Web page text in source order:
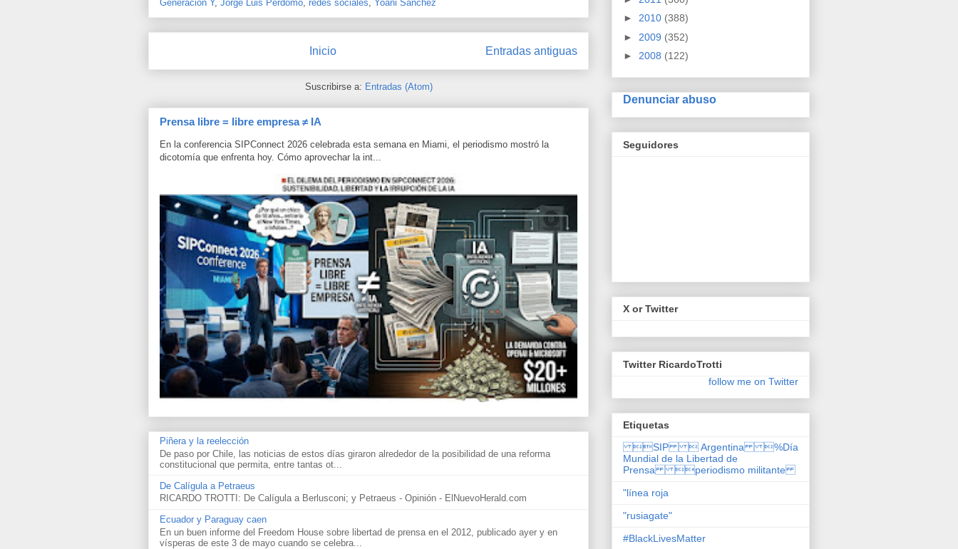
Generación Y, Jorge Luis Perdomo redes sociales Yoani Sánchez
Entradas antiguas
Inicio
Suscribirse a: Entradas (Atom)
Prensa libre = libre empresa ≠ IA
En la conferencia SIPConnect 2026 celebrada esta semana en Miami, el periodismo mostró la
dicotomía que enfrenta hoy. Cómo aprovechar la int...
Piñera y la reelección
De paso por Chile, las noticias de estos días giraron alrededor de la posibilidad de una reforma
constitucional que permita, entre tantas ot...
De Calígula a Petraeus
RICARDO TROTTI: De Calígula a Berlusconi; y Petraeus - Opinión - ElNuevoHerald.com
Ecuador y Paraguay caen
En un buen informe del Freedom House sobre libertad de prensa en el 2012, publicado ayer y en
vísperas de este 3 de mayo cuando se celebra...
► 2010 (388)
► 2009 (352)
► 2008 (122)
Denunciar abuso
Seguidores
X or Twitter
Twitter RicardoTrotti
follow me on Twitter
Etiquetas
SIP  Argentina %Día
Mundial de la Libertad de
Prensa periodismo militante
"línea roja
"rusiagate"
#BlackLivesMatter